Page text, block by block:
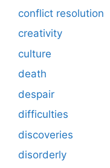
conflict resolution
creativity
culture
death
despair
difficulties
discoveries
disorderly